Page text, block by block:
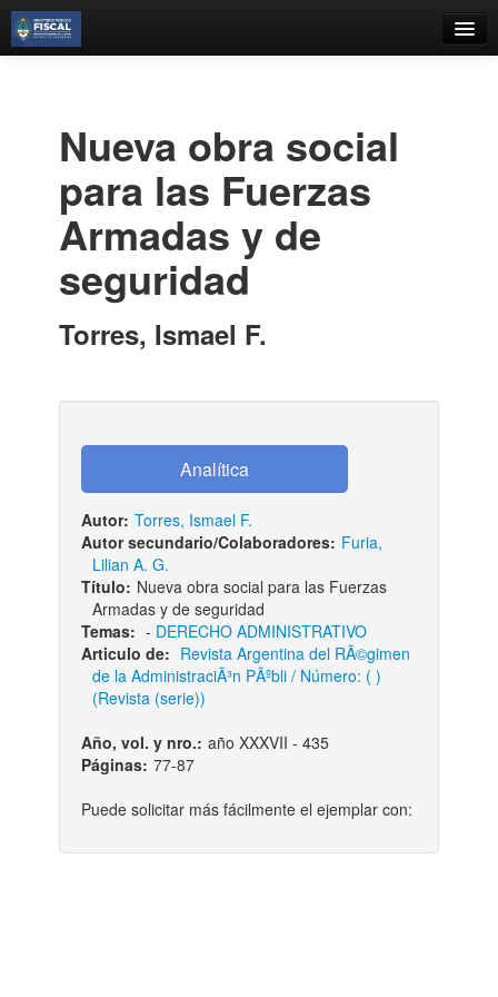
Estantes Virtuales
Contacto
Iniciar sesión
Nueva obra social
para las Fuerzas
Armadas y de
seguridad
Torres, Ismael F.
Autor: Torres, Ismael F.
Autor secundario/Colaboradores: Furia,
Lilian A. G.
Título: Nueva obra social para las Fuerzas
Armadas y de seguridad
Temas: - DERECHO ADMINISTRATIVO
Articulo de: Revista Argentina del RÃ©gimen
de la AdministraciÃ³n PÃºbli / Número: ( )
(Revista (serie))
Año, vol. y nro.: año XXXVII - 435
Páginas: 77-87
Puede solicitar más fácilmente el ejemplar con: